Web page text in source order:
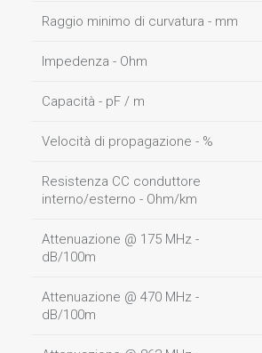
Raggio minimo di curvatura - mm
Impedenza - Ohm
Capacità - pF / m
Velocità di propagazione - %
Resistenza CC conduttore
interno/esterno - Ohm/km
Attenuazione @ 175 MHz -
dB/100m
Attenuazione @ 470 MHz -
dB/100m